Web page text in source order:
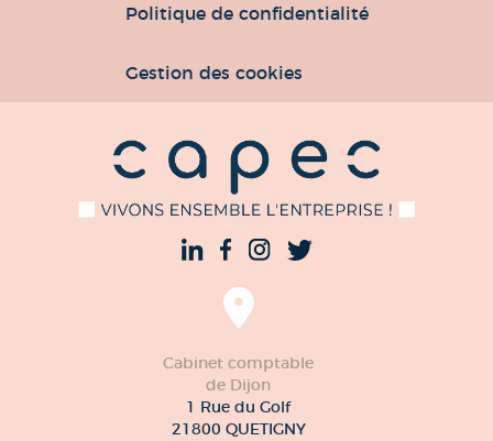
Politique de confidentialité
Gestion des cookies
Cabinet comptable
de Dijon
1 Rue du Golf
21800 QUETIGNY